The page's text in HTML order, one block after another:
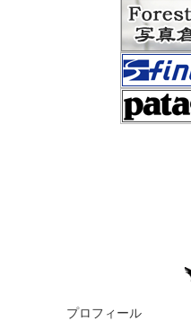
プロフィール